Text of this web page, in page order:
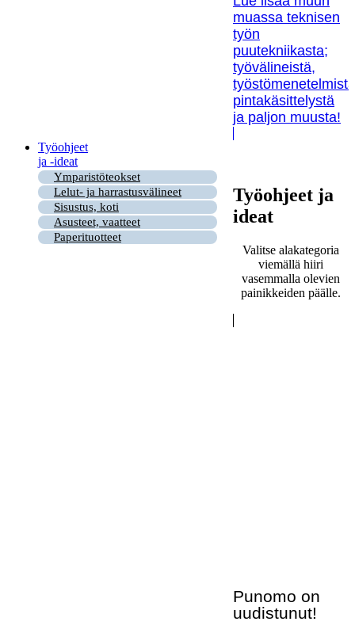
muassa teknisen
työn
puutekniikasta;
työvälineistä,
pintakäsittelystä
ja paljon muusta!
Työohjeet
ja -ideat
Ymparistöteokset
Lelut- ja harrastusvälineet
Sisustus, koti
Asusteet, vaatteet
Paperituotteet
Työohjeet ja
ideat
Valitse alakategoria
viemällä hiiri
vasemmalla olevien
painikkeiden päälle.
Punomo on
uudistunut!